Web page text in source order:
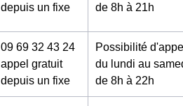
depuis un fixe
de 8h à 21h
09 69 32 43 24
appel gratuit
depuis un fixe
Possibilité
du lundi au
de 8h à 22h